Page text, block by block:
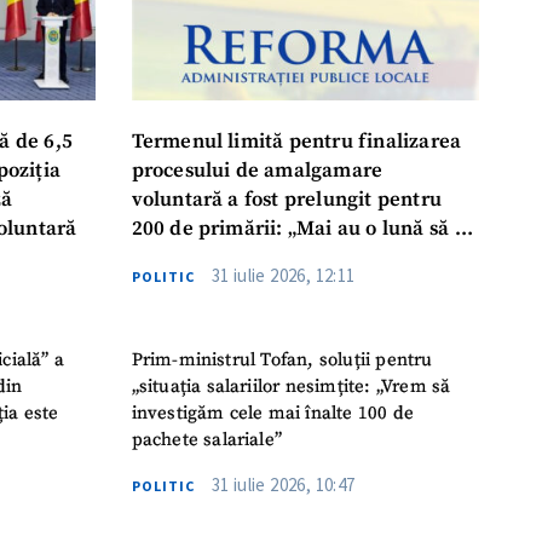
de 6,5
a
este
Termenul limită pentru finalizarea
procesului de amalgamare
voluntară a fost prelungit pentru
200 de primării: „Mai au o lună să se
POLITIC 31 iulie 2026, 12:11
Prim-ministrul Tofan, soluții pentru
„situația salariilor nesimțite: „Vrem să
investigăm cele mai înalte 100 de
pachete salariale”
POLITIC 31 iulie 2026, 10:47